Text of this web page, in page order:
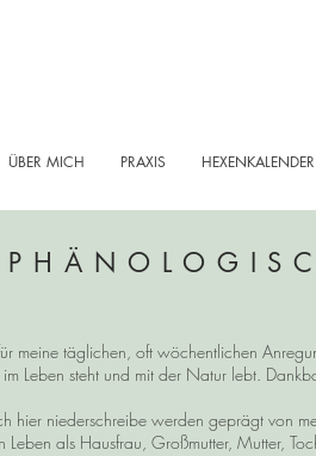
ÜBER MICH PRAXIS HEXENKALENDER
meine täglichen, oft wöchentlichen
im Leben steht und mit der Natur lebt.
hier niederschreibe werden geprägt von
Leben als Hausfrau, Großmutter, Mutter,